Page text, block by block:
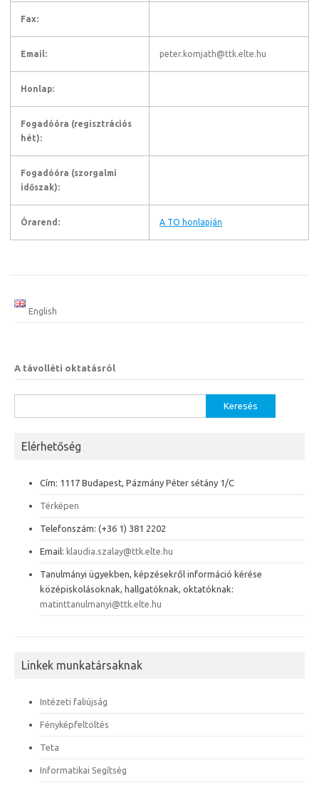
Fax:
Email: peter.komjath@ttk.elte.hu
Honlap:
Fogadóóra (regisztrációs
hét):
Fogadóóra (szorgalmi
időszak):
Órarend: A TO honlapján
Keresés:
Cím: 1117 Budapest, Pázmány Péter sétány 1/C
Térképen
Telefonszám: (+36 1) 381 2202
Email: klaudia.szalay@ttk.elte.hu
Tanulmányi ügyekben, képzésekről információ kérése
középiskolásoknak, hallgatóknak, oktatóknak:
Intézeti faliújság